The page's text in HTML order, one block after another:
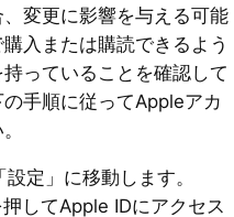
変更に影響を与える可能
入または購読できるよう
っていることを確認して
手順に従ってAppleアカ
定」に移動します。
してApple IDにアクセス